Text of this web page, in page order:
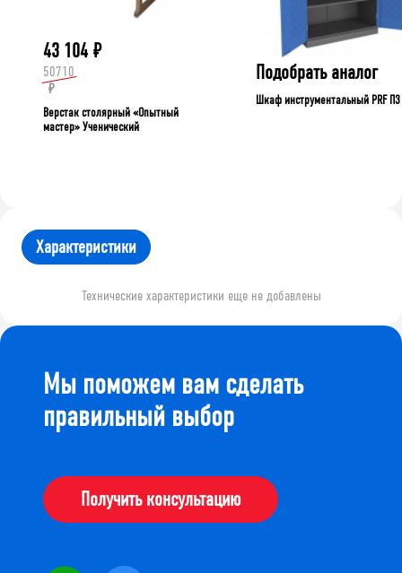
43 104 ₽
50710
₽
Верстак столярный «Опытный
мастер» Ученический
Подобрать аналог
Шкаф инструментальный PRF П3
Характеристики
Технические характеристики еще не добавлены
Мы поможем вам сделать
правильный выбор
Получить консультацию